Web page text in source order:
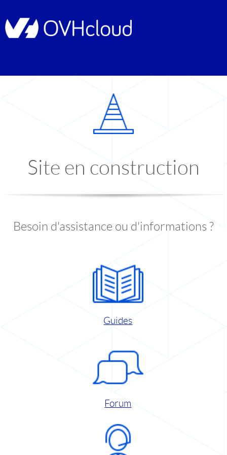
Site en construction
Besoin d'assistance ou d'informations ?
Guides
Forum